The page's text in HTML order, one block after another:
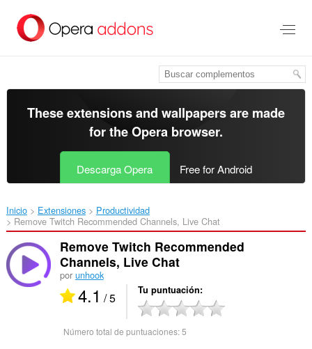
contenido
These extensions and wallpapers are made
for theOpera browser.
Descarga Opera Free for Android
Inicio Extensiones
Productividad
Remove Twitch Recommended Channels, Live Chat‎
Remove Twitch Recommended
Channels, Live Chat
por unhook
4.1 / 5 Tu puntuación
Número total de puntuaciones:5